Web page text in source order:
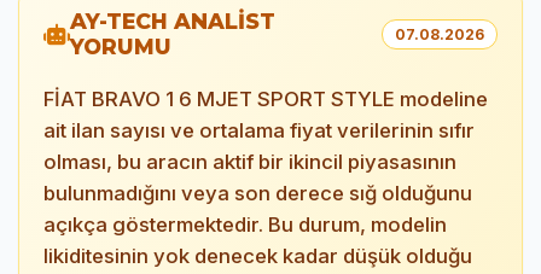
AY-TECH ANALİST
YORUMU
07.08.2026
FİAT BRAVO 1 6 MJET SPORT STYLE modeline
ait ilan sayısı ve ortalama fiyat verilerinin sıfır
olması, bu aracın aktif bir ikincil piyasasının
bulunmadığını veya son derece sığ olduğunu
açıkça göstermektedir. Bu durum, modelin
likiditesinin yok denecek kadar düşük olduğu